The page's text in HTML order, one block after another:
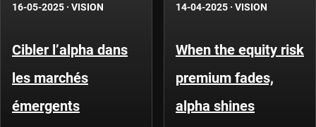
16-05-2025 · VISION
Cibler l’alpha dans
les marchés
émergents
14-04-2025 · VISION
When the equity risk
premium fades,
alpha shines